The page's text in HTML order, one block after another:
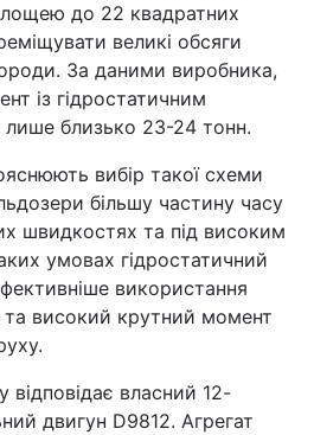
до 22 квадратних
великі обсяги
За даними виробника,
із гідростатичним
близько 23-24 тонн.
вибір такої схеми
більшу частину часу
швидкостях та під високим
умовах гідростатичний
використання
та високий крутний момент
відповідає власний 12-
двигун D9812. Агрегат